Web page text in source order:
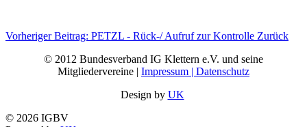
Vorheriger Beitrag: PETZL - Rück-/ Aufruf zur Kontrolle Zurück
© 2012 Bundesverband IG Klettern e.V. und seine
Mitgliedervereine | Impressum | Datenschutz
Design by UK
© 2026 IGBV